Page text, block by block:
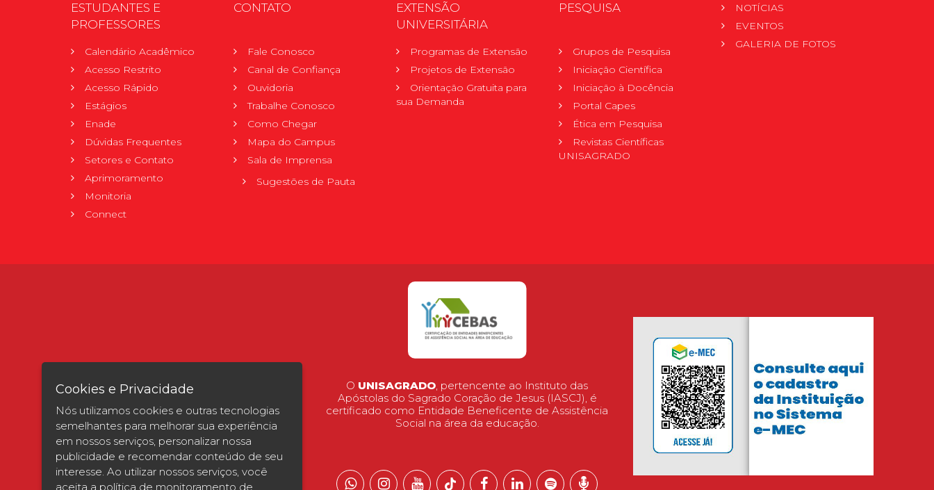
ESTUDANTES E
PROFESSORES
Calendário Acadêmico
Acesso Restrito
Acesso Rápido
Estágios
Enade
Dúvidas Frequentes
Setores e Contato
Aprimoramento
Monitoria
Connect
CONTATO
Fale Conosco
Canal de Confiança
Ouvidoria
Trabalhe Conosco
Como Chegar
Mapa do Campus
Sala de Imprensa
Sugestões de Pauta
EXTENSÃO
UNIVERSITÁRIA
Programas de Extensão
Projetos de Extensão
Orientação Gratuita para
sua Demanda
PESQUISA
Grupos de Pesquisa
Iniciação Científica
Iniciação à Docência
Portal Capes
Ética em Pesquisa
Revistas Científicas
UNISAGRADO
NOTÍCIAS
EVENTOS
GALERIA DE FOTOS
Verificada por
O UNISAGRADO, pertencente ao Instituto das
Apóstolas do Sagrado Coração de Jesus (IASCJ), é
certificado como Entidade Beneficente de Assistência
Social na área da educação.
Cookies e Privacidade
Nós utilizamos cookies e outras tecnologias
semelhantes para melhorar sua experiência
em nossos serviços, personalizar nossa
publicidade e recomendar conteúdo de seu
interesse. Ao utilizar nossos serviços, você
aceita a política de monitoramento de